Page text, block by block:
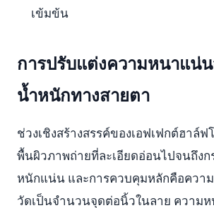
เข้มข้น
การปรับแต่งความหนาแน่
น้ำหนักทางสายตา
ช่วงเชิงสร้างสรรค์ของเอฟเฟกต์ฮาล์
พื้นผิวภาพถ่ายที่ละเอียดอ่อนไปจนถึง
หนักแน่น และการควบคุมหลักคือควา
วัดเป็นจำนวนจุดต่อนิ้วในลาย ความ